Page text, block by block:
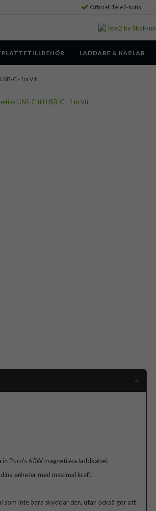
Officiell Tele2-butik
LADDARE & KABLAR
C - 1m Vit
Puro's 60W magnetiska laddkabel.
enheter med maximal kraft.
som inte bara skyddar den, utan också gör att